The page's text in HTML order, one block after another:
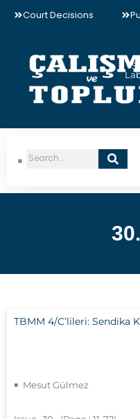
Court Decisions
TBMM 4/C’lileri: Sendika
Mesut Gülmez